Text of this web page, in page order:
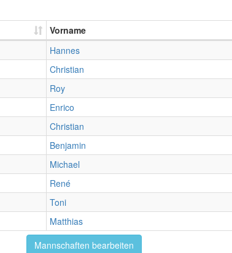
Vorname
Hannes
Christian
Roy
Enrico
Christian
Benjamin
Michael
René
Toni
Matthias
Mannschaften bearbeiten